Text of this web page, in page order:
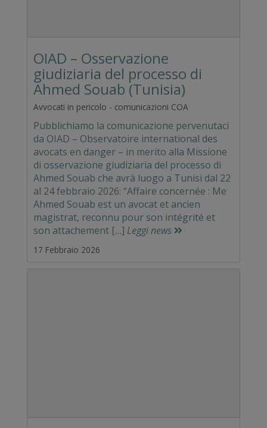
OIAD – Osservazione
giudiziaria del processo di
Ahmed Souab (Tunisia)
Avvocati in pericolo - comunicazioni COA
Pubblichiamo la comunicazione pervenutaci
da OIAD – Observatoire international des
avocats en danger – in merito alla Missione
di osservazione giudiziaria del processo di
Ahmed Souab che avrà luogo a Tunisi dal 22
al 24 febbraio 2026: “Affaire concernée : Me
Ahmed Souab est un avocat et ancien
magistrat, reconnu pour son intégrité et
son attachement […] Leggi news
17 Febbraio 2026